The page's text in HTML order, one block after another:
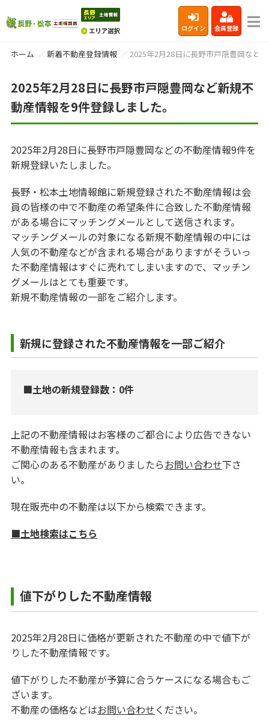
ログイン 会員登録
ホーム 新着不動産登録情報 2025年2月28日に長野市戸隠豊岡など
2025年2月28日に長野市戸隠豊岡など新規不
動産情報を9件登録しました。
2025年2月28日に長野市戸隠豊岡などの不動産情報9件を
新規登録いたしました。
長野・松本土地情報館に新規登録された不動産情報は会
員の皆様の中で不動産の希望条件に合致した不動産情報
がある場合にマッチングメールとして送信されます。
マッチングメールの対象になる新規不動産情報の中には
人気の不動産などが含まれる場合がありますがそういっ
た不動産情報はすぐに売れてしまいますので、マッチン
グメールはとても重要です。
新規不動産情報の一部をご紹介します。
新規に登録された不動産情報を一部ご紹介
■土地の新規登録数：0件
上記の不動産情報はお客様のご都合により広告できない
不動産情報も含まれます。
ご関心のある不動産がありましたらお問い合わせ下さ
い。
現在販売中の不動産は以下から検索できます。
■土地検索はこちら
値下がりした不動産情報
2025年2月28日に価格が更新された不動産の中で値下が
りした不動産情報です。
値下がりした不動産が予算に合うケースになる場合もご
ざいます。
不動産の価格などはお問い合わせください。